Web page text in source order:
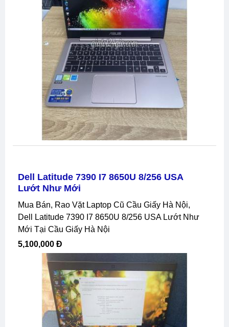
Dell Latitude 7390 I7 8650U 8/256 USA
Lướt Như Mới
Mua Bán, Rao Vặt Laptop Cũ Cầu Giấy Hà Nội,
Dell Latitude 7390 I7 8650U 8/256 USA Lướt Như
Mới Tại Cầu Giấy Hà Nội
5,100,000 Đ